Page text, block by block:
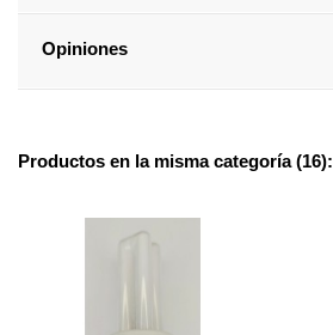
Opiniones
Productos en la misma categoría (16):